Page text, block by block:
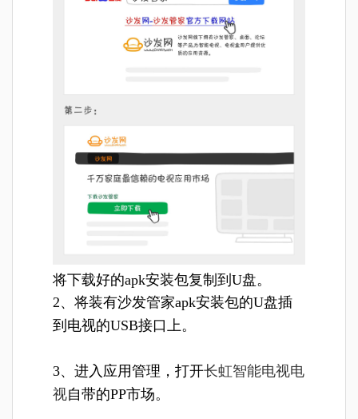
将下载好的apk安装包复制到U盘。
2、将装有沙发管家apk安装包的U盘插
到电视的USB接口上。
3、进入应用管理，打开长虹智能电视电
视自带的PP市场。